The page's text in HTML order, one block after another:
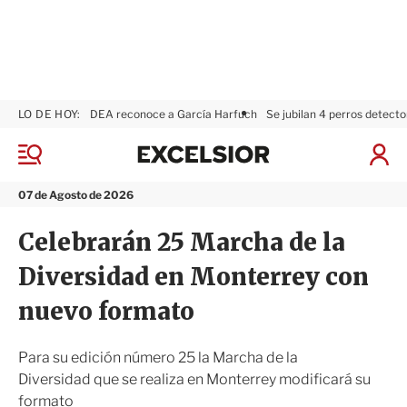
M
n
07 de Agosto de 2026
LO DE HOY: DEA reconoce a García Harfuch Se jubilan 4 perros
I
x
i
r
Celebrarán 25 Marcha de la
Diversidad en Monterrey con
nuevo formato
Para su edición número 25 la Marcha de la
Diversidad que se realiza en Monterrey modificará su
formato